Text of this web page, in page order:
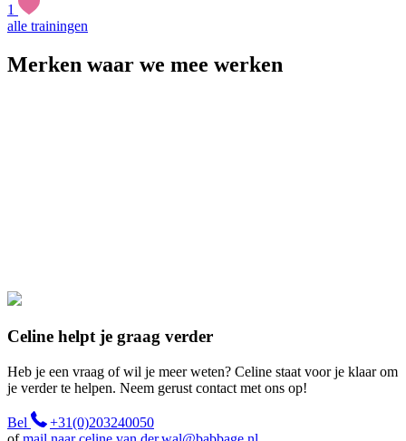
1
alle trainingen
Merken waar we mee werken
Celine helpt je graag verder
Heb je een vraag of wil je meer weten? Celine staat voor je klaar om
je verder te helpen. Neem gerust contact met ons op!
Bel
+31(0)203240050